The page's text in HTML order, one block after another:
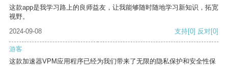
这款app是我学习路上的良师益友，让我能够随时随地学习新知识，拓宽
视野。
2024-09-08
支持[0] 反对[0]
游客
这款加速器VPM应用程序已经为我们带来了无限的隐私保护和安全性保